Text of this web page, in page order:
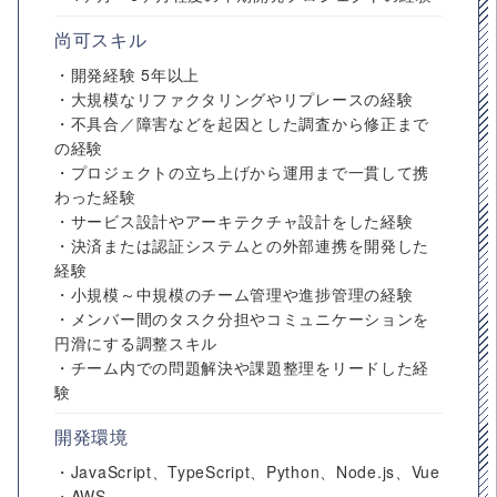
尚可スキル
・開発経験 5年以上
・大規模なリファクタリングやリプレースの経験
・不具合／障害などを起因とした調査から修正まで
の経験
・プロジェクトの立ち上げから運用まで一貫して携
わった経験
・サービス設計やアーキテクチャ設計をした経験
・決済または認証システムとの外部連携を開発した
経験
・小規模～中規模のチーム管理や進捗管理の経験
・メンバー間のタスク分担やコミュニケーションを
円滑にする調整スキル
・チーム内での問題解決や課題整理をリードした経
験
開発環境
・JavaScript、TypeScript、Python、Node.js、Vue